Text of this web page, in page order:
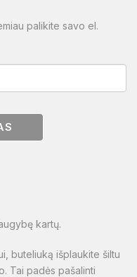
palikite savo el.
kartų.
buteliuką išplaukite šiltu
Tai padės pašalinti